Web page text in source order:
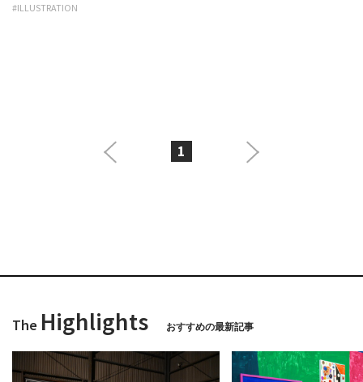
#ILLUSTRATION
1
The Highlights おすすめの最新記事